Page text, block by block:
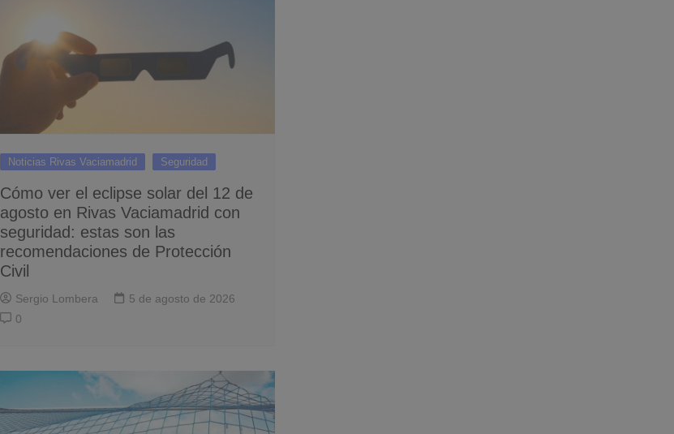
Noticias Rivas Vaciamadrid Seguridad
Cómo ver el eclipse solar del 12 de
agosto en Rivas Vaciamadrid con
seguridad: estas son las
recomendaciones de Protección
Civil
Sergio Lombera
5 de agosto de 2026
0